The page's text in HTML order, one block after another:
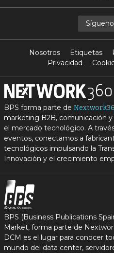
Nosotros Etiquetas
Privacidad
BPS forma parte de
marketing B2B, comunicación y
el mercado tecnológico. A
eventos, conectamos a
tecnológicos impulsando la
Innovación y el crecimiento
BPS (Business Publications
Market, forma parte de
DCM es el lugar para conocer
mundo del data center,